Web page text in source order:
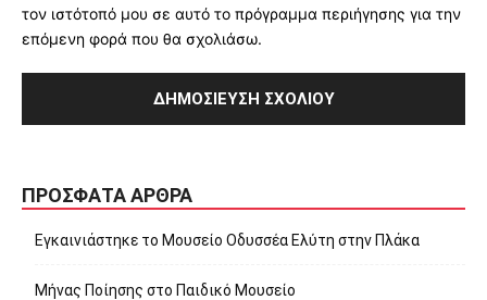
τον ιστότοπό μου σε αυτό το πρόγραμμα περιήγησης για την
επόμενη φορά που θα σχολιάσω.
ΠΡΌΣΦΑΤΑ ΆΡΘΡΑ
Εγκαινιάστηκε το Μουσείο Οδυσσέα Ελύτη στην Πλάκα
Μήνας Ποίησης στο Παιδικό Μουσείο